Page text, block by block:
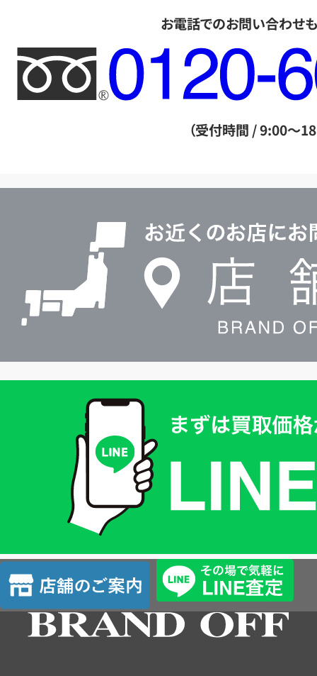
お電話でのお問い合わせ
フ
リ
ー
ル
（受付時間 / 9:00～
査
定
店
舗
の